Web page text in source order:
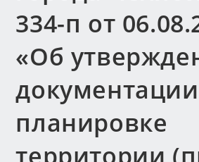
334-п от
«Об
планировке